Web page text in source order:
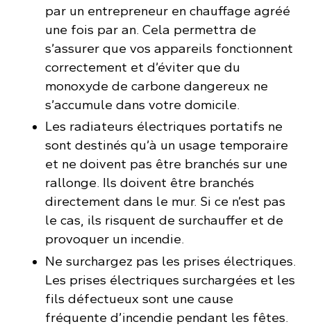
par un entrepreneur en chauffage agréé
une fois par an. Cela permettra de
s’assurer que vos appareils fonctionnent
correctement et d’éviter que du
monoxyde de carbone dangereux ne
s’accumule dans votre domicile.
Les radiateurs électriques portatifs ne
sont destinés qu’à un usage temporaire
et ne doivent pas être branchés sur une
rallonge. Ils doivent être branchés
directement dans le mur. Si ce n’est pas
le cas, ils risquent de surchauffer et de
provoquer un incendie.
Ne surchargez pas les prises électriques.
Les prises électriques surchargées et les
fils défectueux sont une cause
fréquente d’incendie pendant les fêtes.